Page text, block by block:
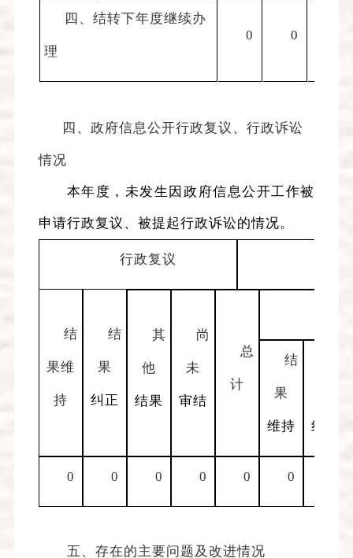
四、结转下年度继续办
理
0 0
四、政府信息公开行政复议、行政诉讼
情况
本年度，未发生 因政府信息公开工作被
申请行政复议 、 被提起行政诉讼的情况。
行政复议
结
果维
持
结
果
纠正
其
他
结果
尚
未
审结
总
计
结
果
维持 纠正
0 0 0 0 0 0
五、存在的主要问题及改进情况